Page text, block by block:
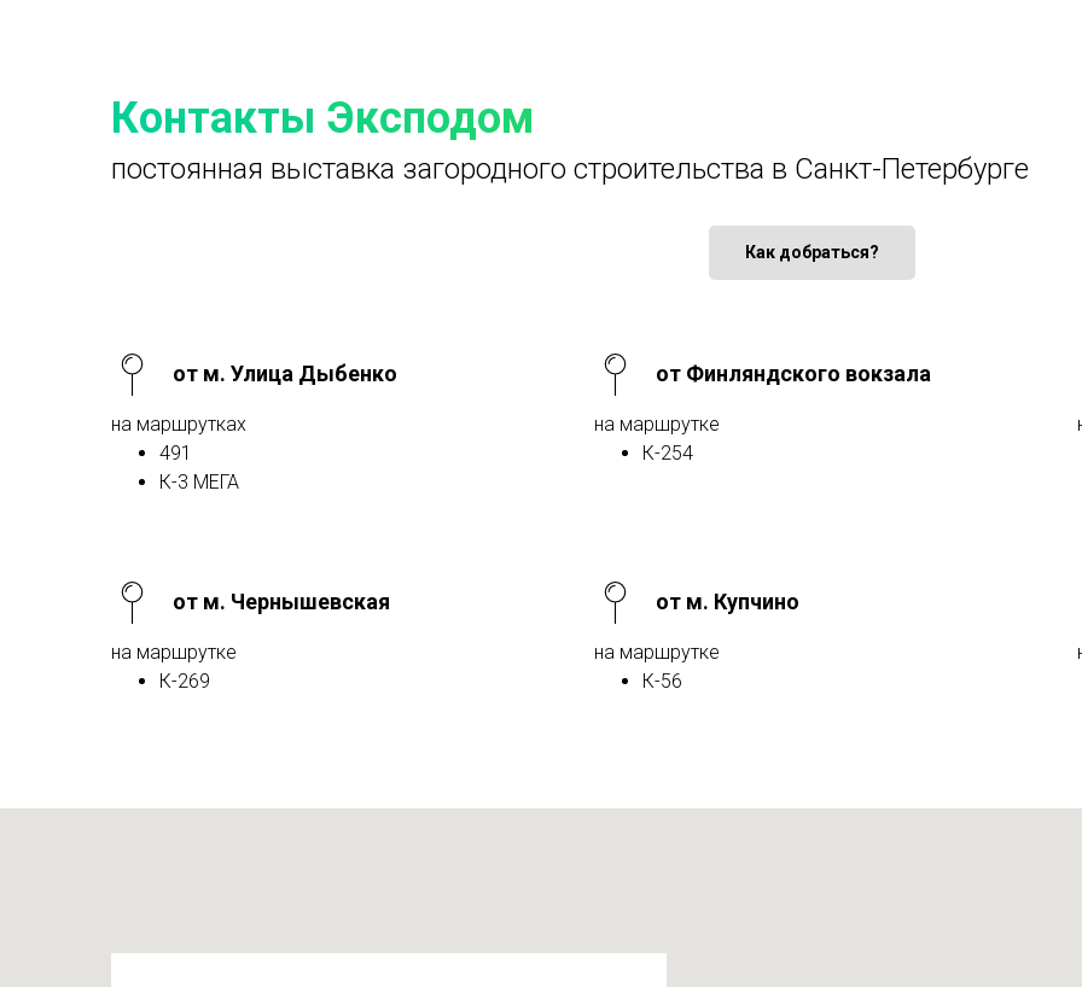
Контакты Эксподом
постоянная выставка загородного строительства в Санкт-Петербурге
Как добраться?
от м. Улица Дыбенко
на маршрутках
491
К-3 МЕГА
от Финляндского вокзала
на маршрутке
К-254
от м. Чернышевская
на маршрутке
К-269
от м. Купчино
на маршрутке
К-56